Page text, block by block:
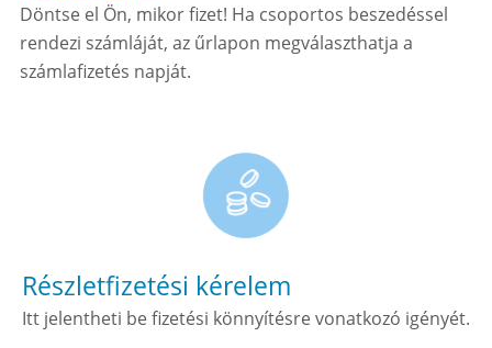
Döntse el Ön, mikor fizet! Ha csoportos beszedéssel
rendezi számláját, az űrlapon megválaszthatja a
számlafizetés napját.
Részletfizetési kérelem
Itt jelentheti be fizetési könnyítésre vonatkozó igényét.